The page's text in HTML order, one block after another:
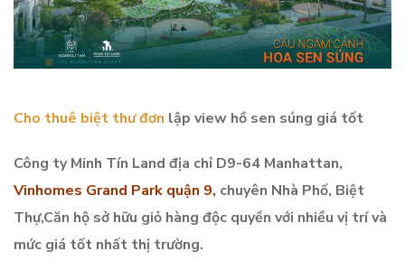
Cho thuê biệt thư đơn lập view hồ sen súng giá tốt
Công ty Minh Tín Land địa chỉ D9-64 Manhattan,
Vinhomes Grand Park quận 9, chuyên Nhà Phố, Biệt
Thự,Căn hộ sở hữu giỏ hàng độc quyền với nhiều vị trí và
mức giá tốt nhất thị trường.